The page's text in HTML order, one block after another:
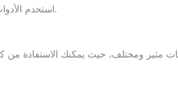
استخدم الأدوات المتاحة على المنصات للحصول على توقعات دقيقة.